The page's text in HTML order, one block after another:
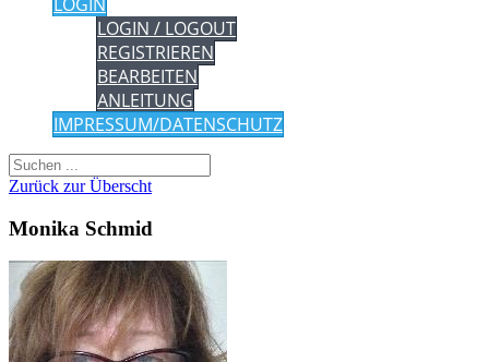
LOGIN / LOGOUT
REGISTRIEREN
BEARBEITEN
ANLEITUNG
IMPRESSUM/DATENSCHUTZ
Zurück zur Überscht
Monika Schmid